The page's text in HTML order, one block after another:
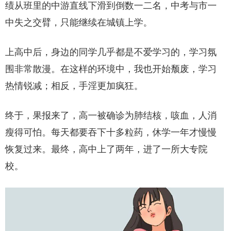
绩从班里的中游直线下滑到倒数一二名，中考与市一
中失之交臂，只能继续在城镇上学。
上高中后，身边的同学几乎都是不爱学习的，学习氛
围非常散漫。在这样的环境中，我也开始颓废，学习
热情锐减；相反，手淫更加疯狂。
终于，果报来了，高一被确诊为肺结核，咳血，人消
瘦得可怕。每天都要吞下十多粒药，休学一年才慢慢
恢复过来。最终，高中上了两年，进了一所大专院
校。